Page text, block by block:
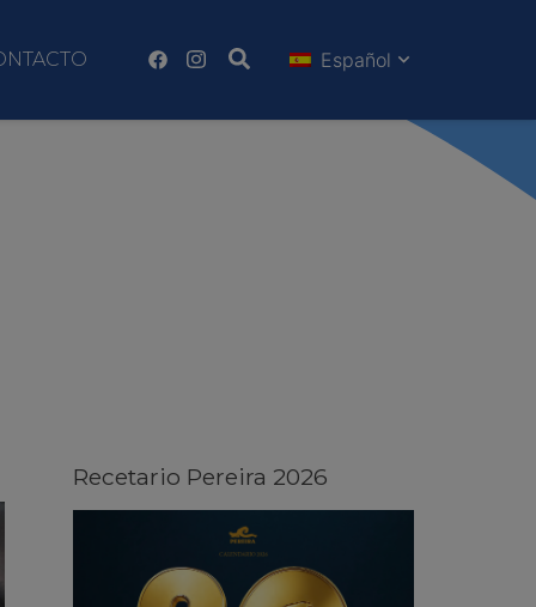
Español
Recetario Pereira 2026